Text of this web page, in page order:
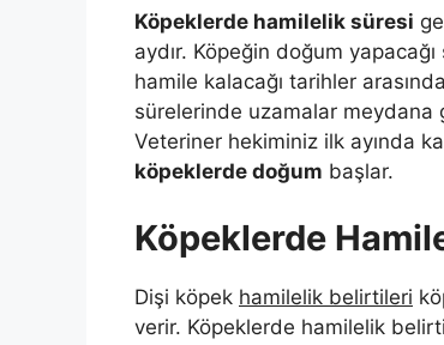
Köpeklerde hamilelik süresi
aydır. Köpeğin doğum
hamile kalacağı tarihler
sürelerinde uzamalar meydana
Veteriner hekiminiz ilk ayında
köpeklerde doğum başlar.
Köpeklerde
Dişi köpek hamilelik belirtileri
verir. Köpeklerde hamilelik